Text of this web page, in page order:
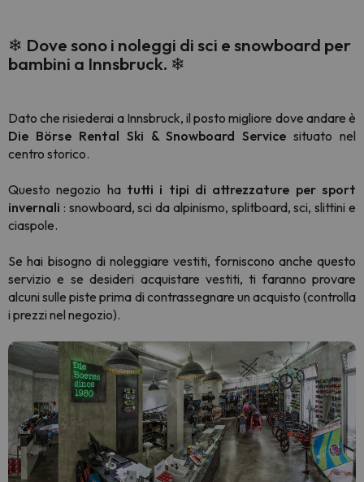
❄ Dove sono i noleggi di sci e snowboard per
bambini a Innsbruck. ❄
Dato che risiederai a Innsbruck, il posto migliore dove andare è
Die Börse Rental Ski & Snowboard Service situato nel
centro storico.
Questo negozio ha tutti i tipi di attrezzature per sport
invernali : snowboard, sci da alpinismo, splitboard, sci, slittini e
ciaspole.
Se hai bisogno di noleggiare vestiti, forniscono anche questo
servizio e se desideri acquistare vestiti, ti faranno provare
alcuni sulle piste prima di contrassegnare un acquisto (controlla
i prezzi nel negozio).